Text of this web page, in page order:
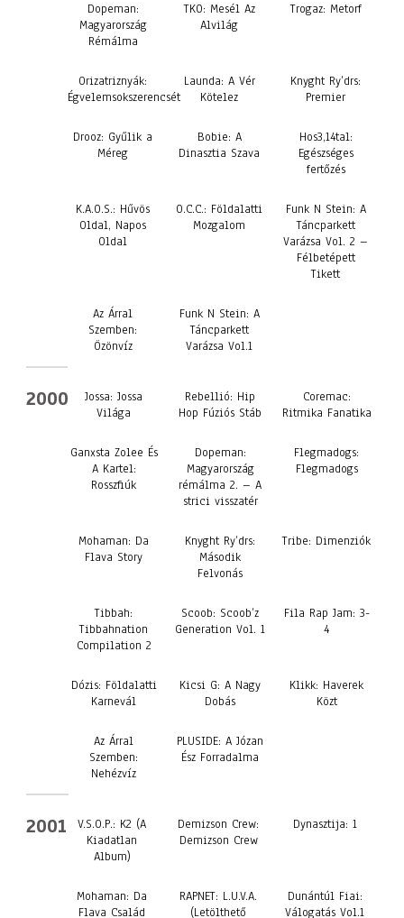
Dopeman:
Magyarország
Rémálma
TKO: Mesél Az
Alvilág
Trogaz: Metorf
Orizatriznyák:
Égvelemsokszerencsét
Launda: A Vér
Kötelez
Knyght Ry’drs:
Premier
Drooz: Gyűlik a
Méreg
Bobie: A
Dinasztia Szava
Hos3,14tal:
Egészséges
fertőzés
K.A.O.S.: Hűvös
Oldal, Napos
Oldal
O.C.C.: Földalatti
Mozgalom
Funk N Stein: A
Táncparkett
Varázsa Vol. 2 –
Félbetépett
Tikett
Az Árral
Szemben:
Özönvíz
Funk N Stein: A
Táncparkett
Varázsa Vol.1
2000
Jossa: Jossa
Világa
Rebellió: Hip
Hop Fúziós Stáb
Coremac:
Ritmika Fanatika
Ganxsta Zolee És
A Kartel:
Rosszfiúk
Dopeman:
Magyarország
rémálma 2. – A
strici visszatér
Flegmadogs:
Flegmadogs
Mohaman: Da
Flava Story
Knyght Ry’drs:
Második
Felvonás
Tribe: Dimenziók
Tibbah:
Tibbahnation
Compilation 2
Scoob: Scoob’z
Generation Vol. 1
Fila Rap Jam: 3-
4
Dózis: Földalatti
Karnevál
Kicsi G: A Nagy
Dobás
Klikk: Haverek
Közt
Az Árral
Szemben:
Nehézvíz
PLUSIDE: A Józan
Ész Forradalma
2001
V.S.O.P.: K2 (A
Kiadatlan
Album)
Demizson Crew:
Demizson Crew
Dynasztija: 1
Mohaman: Da
Flava Család
RAPNET: L.U.V.A.
(Letölthető
Dunántúl Fiai:
Válogatás Vol.1